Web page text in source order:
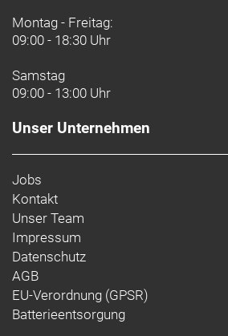
Montag - Freitag:
09:00 - 18:30 Uhr
Samstag
09:00 - 13:00 Uhr
Unser Unternehmen
Jobs
Kontakt
Unser Team
Impressum
Datenschutz
AGB
EU-Verordnung (GPSR)
Batterieentsorgung